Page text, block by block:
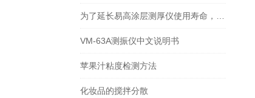
VM-63A测振仪中文说明书
苹果汁粘度检测方法
化妆品的搅拌分散